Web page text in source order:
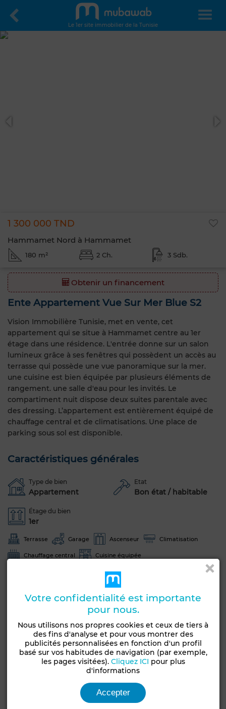
Le 1er site immobilier de la Tunisie
1 300 000 TND
Hammamet Nord à Hammamet
180 m² 2 Ch. 3 Sdb.
Obtenir un financement
Ente Appartement Vue Sur Mer Blue S2
Vision Immobilière Tunisie, met en vente, cet
appartement qui se situe à Hammamet centre au 1er
étage dans une résidence. L'entrée donne sur un salon
lumineux grâce à ses fenêtres qui possèdent un accès au
terrasse qui possède une vue panoramique sur la mer.
une cuisine est bien équipée par plusieurs éléments de
rangement. une salle d'eau pour les invités. Le
compartiment nuit dispose deux suites parentale avec
des dressing. L’appartement est entièrement équipé de
chauffage central et de climatisations. Une place de
parking sous sol est disponible.
Caractéristiques générales
Type de bien
Appartement
Etat
Bon état / habitable
Étage du bien
1er
Terrasse Garage Ascenseur Climatisation
Chauffage central Cuisine équipée
Votre confidentialité est importante
pour nous.
Nous utilisons nos propres cookies et ceux de tiers à
des fins d'analyse et pour vous montrer des
publicités personnalisées en fonction d'un profil
basé sur vos habitudes de navigation (par exemple,
les pages visitées). Cliquez ICI pour plus
d'informations
Accepter